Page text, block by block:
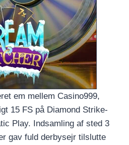
em mellem Casino999,
15 FS på Diamond Strike-
Play. Indsamling af sted 3
gav fuld derbysejr tilslutte